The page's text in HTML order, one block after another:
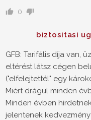
0
biztositasi
GFB: Tarifális díja van,
eltérést látsz cégen
("elfelejtettél" egy
Miért drágul minden
Minden évben
jelentenek